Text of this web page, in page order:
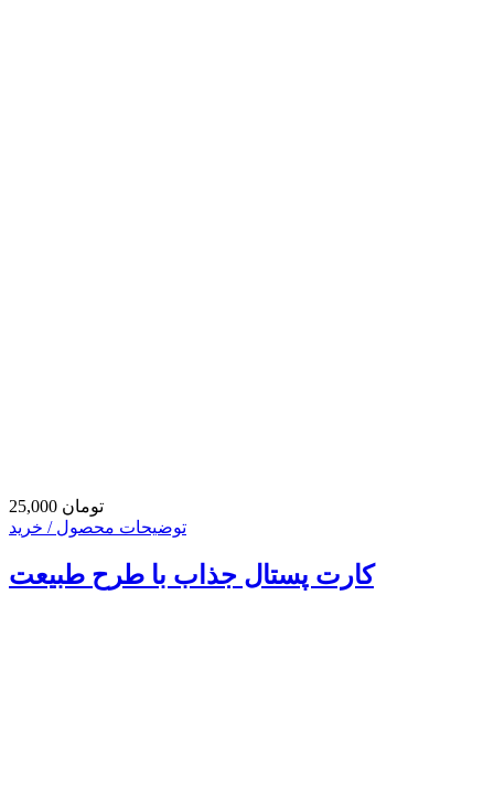
25,000 تومان
توضیحات محصول / خرید
کارت پستال جذاب با طرح طبیعت